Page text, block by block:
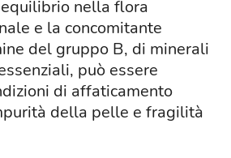
nella flora
e la concomitante
del gruppo B, di minerali
può essere
di affaticamento
della pelle e fragilità